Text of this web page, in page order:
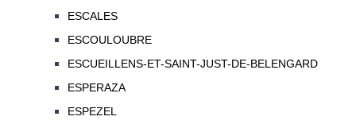
ESCALES
ESCOULOUBRE
ESCUEILLENS-ET-SAINT-JUST-DE-BELENGARD
ESPERAZA
ESPEZEL